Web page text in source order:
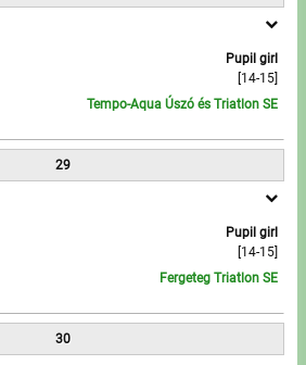
Pupil girl
[14-15]
Tempo-Aqua Úszó és Triatlon SE
29
Pupil girl
[14-15]
Fergeteg Triatlon SE
30